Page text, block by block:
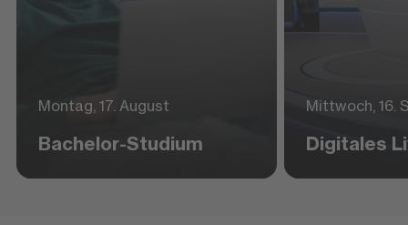
Montag, 17. August
Bachelor-Studium
Mittwoch, 16.
Digitales